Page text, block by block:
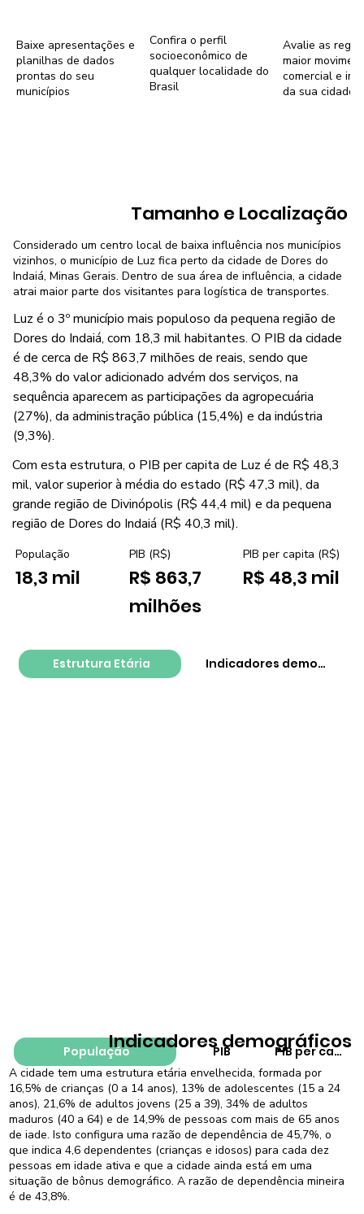
Baixe apresentações e
planilhas de dados
prontas do seu
municípios
Confira o perfil
socioeconômico de
qualquer localidade do
Brasil
Avalie as
maior
comercial e
da sua cidade
População PIB PIB per capita
Estrutura Etária Indicadores
Tamanho e Localização
Considerado um centro local de baixa influência nos municípios
vizinhos, o município de Luz fica perto da cidade de Dores do
Indaiá, Minas Gerais. Dentro de sua área de influência, a cidade
atrai maior parte dos visitantes para logística de transportes.
Luz é o 3º município mais populoso da pequena região de
Dores do Indaiá, com 18,3 mil habitantes. O PIB da cidade
é de cerca de R$ 863,7 milhões de reais, sendo que
48,3% do valor adicionado advém dos serviços, na
sequência aparecem as participações da agropecuária
(27%), da administração pública (15,4%) e da indústria
(9,3%).
Com esta estrutura, o PIB per capita de Luz é de R$ 48,3
mil, valor superior à média do estado (R$ 47,3 mil), da
grande região de Divinópolis (R$ 44,4 mil) e da pequena
região de Dores do Indaiá (R$ 40,3 mil).
População
18,3 mil
PIB (R$)
R$ 863,7
milhões
PIB per capita (R$)
R$ 48,3 mil
Indicadores demográficos
A cidade tem uma estrutura etária envelhecida, formada por
16,5% de crianças (0 a 14 anos), 13% de adolescentes (15 a 24
anos), 21,6% de adultos jovens (25 a 39), 34% de adultos
maduros (40 a 64) e de 14,9% de pessoas com mais de 65 anos
de iade. Isto configura uma razão de dependência de 45,7%, o
que indica 4,6 dependentes (crianças e idosos) para cada dez
pessoas em idade ativa e que a cidade ainda está em uma
situação de bônus demográfico. A razão de dependência mineira
é de 43,8%.